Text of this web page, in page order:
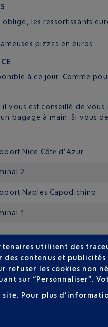
les ressortissants
pizzas en euros.
à ce jour. Comme
vous est conseillé de
bagage à main. Si vous
Nice Côte d’Azur
2
Naples Capodichino
1
de Naples Capodichino.
du centre-ville. Pour
Naples via la gare et le
la course avant votre
des grandes enseignes
utilisent des
contenus et publicités
refuser les cookies non
sur “Personnaliser”.
site. Pour plus